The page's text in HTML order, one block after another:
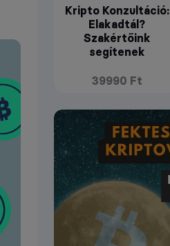
Kripto Konzultáció:
Elakadtál?
Szakértőink
segítenek
39990 Ft